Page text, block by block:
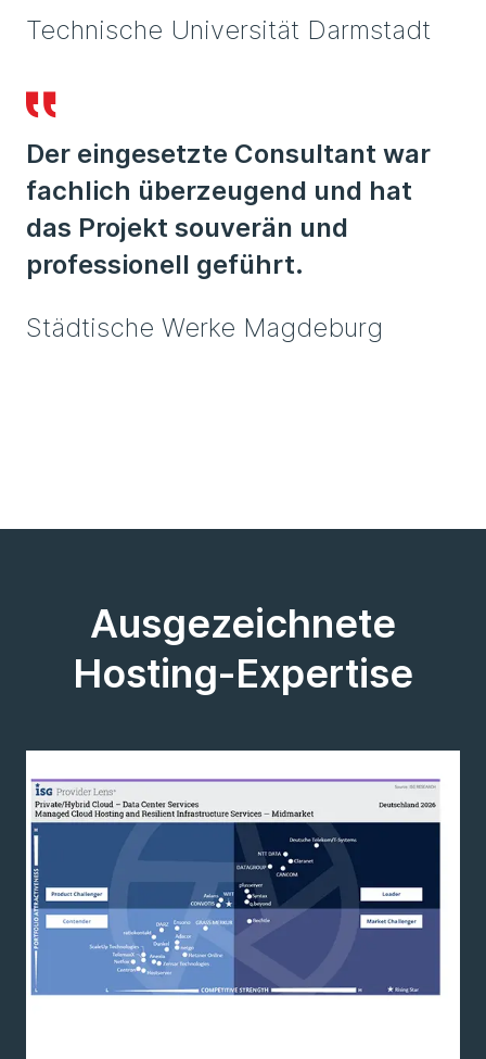
Technische Universität Darmstadt
Der eingesetzte Consultant war
fachlich überzeugend und hat
das Projekt souverän und
professionell geführt.
Städtische Werke Magdeburg
Ausgezeichnete
Hosting-Expertise